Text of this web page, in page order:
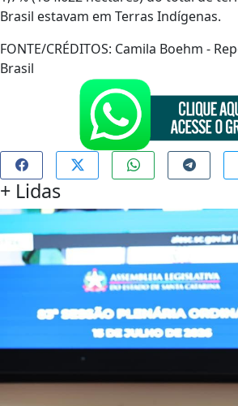
Brasil estavam em Terras Indígenas.
FONTE/CRÉDITOS: Camila Boehm -
Brasil
+ Lidas